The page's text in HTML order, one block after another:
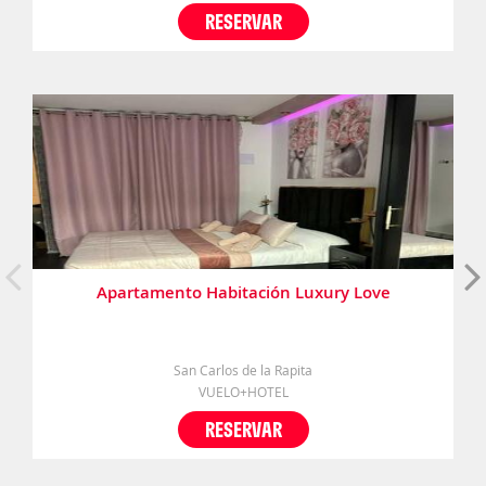
RESERVAR
Apartamento Habitación Luxury Love
San Carlos de la Rapita
VUELO+HOTEL
RESERVAR